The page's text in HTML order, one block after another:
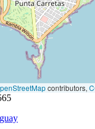
contributors,